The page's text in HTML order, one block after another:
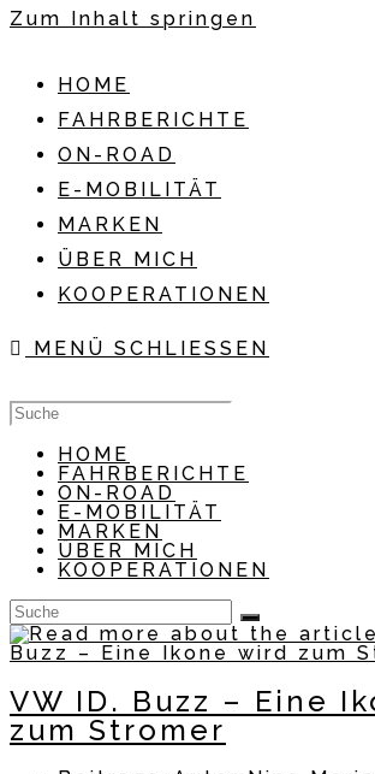
Zum Inhalt springen
HOME
FAHRBERICHTE
ON-ROAD
E-MOBILITÄT
MARKEN
ÜBER MICH
KOOPERATIONEN
MENÜ SCHLIESSEN
HOME
FAHRBERICHTE
ON-ROAD
E-MOBILITÄT
MARKEN
ÜBER MICH
KOOPERATIONEN
VW ID. Buzz – Eine
zum Stromer